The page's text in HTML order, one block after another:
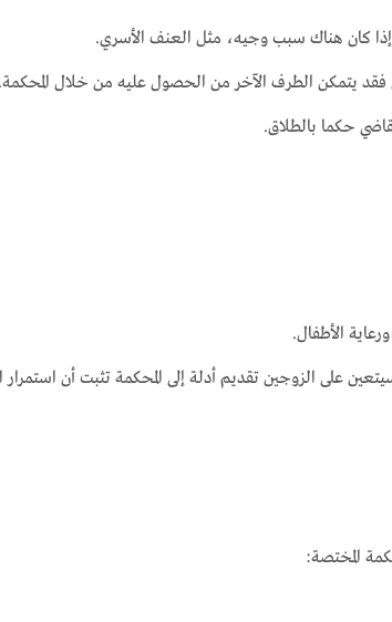
إذا كان هناك سبب وجيه، مثل العنف الأسري.
يتمكن الطرف الآخر من الحصول عليه من خلال المحكمة.
حكما بالطلاق.
الأطفال.
على الزوجين تقديم أدلة إلى المحكمة تثبت أن استمرار
المختصة: